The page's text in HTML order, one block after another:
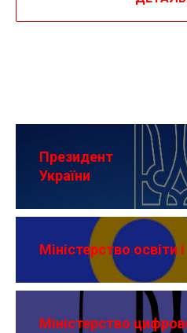
Президент
України
Міністерство освіти
Міністерство